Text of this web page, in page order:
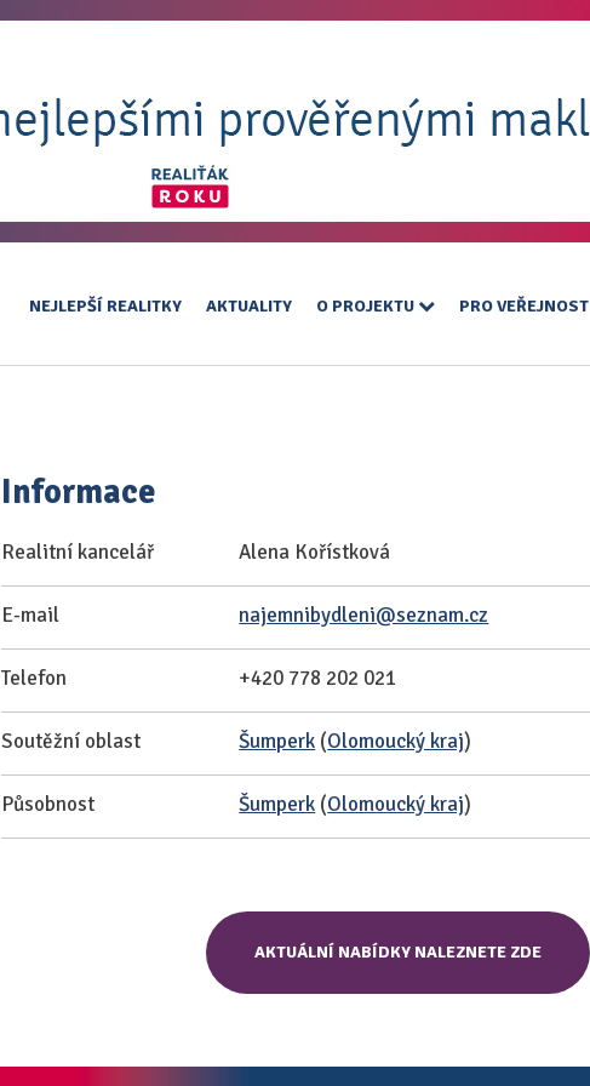
NEJLEPŠÍ REALITKY AKTUALITY O PROJEKTU PRO VEŘEJNOST
Informace
Realitní kancelář Alena Kořístková
E-mail najemnibydleni@seznam.cz
Telefon +420 778 202 021
Soutěžní oblast Šumperk (Olomoucký kraj)
Působnost Šumperk (Olomoucký kraj)
AKTUÁLNÍ NABÍDKY NALEZNETE ZDE